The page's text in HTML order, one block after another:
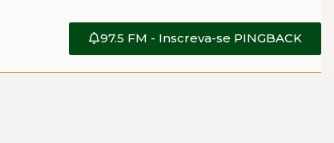
97.5 FM - Inscreva-se PINGBACK